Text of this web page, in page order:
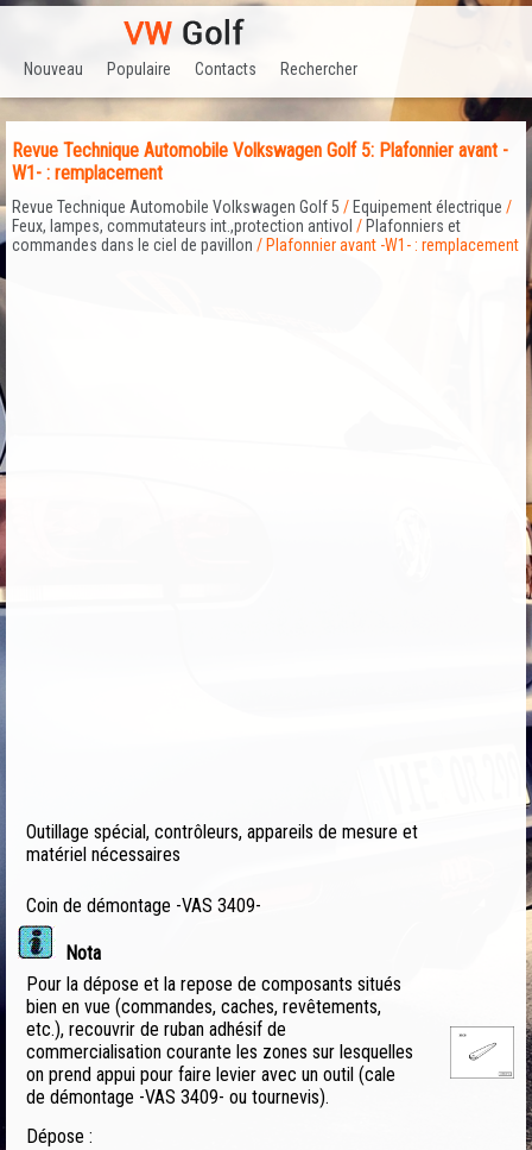
Nouveau Populaire Contacts Rechercher
Revue Technique Automobile Volkswagen Golf 5: Plafonnier avant -
W1- : remplacement
Revue Technique Automobile Volkswagen Golf 5 / Equipement électrique /
Feux, lampes, commutateurs int.,protection antivol / Plafonniers et
commandes dans le ciel de pavillon / Plafonnier avant -W1- : remplacement
Outillage spécial, contrôleurs, appareils de mesure et
matériel nécessaires
Coin de démontage -VAS 3409-
Nota
Pour la dépose et la repose de composants situés
bien en vue (commandes, caches, revêtements,
etc.), recouvrir de ruban adhésif de
commercialisation courante les zones sur lesquelles
on prend appui pour faire levier avec un outil (cale
de démontage -VAS 3409- ou tournevis).
Dépose :